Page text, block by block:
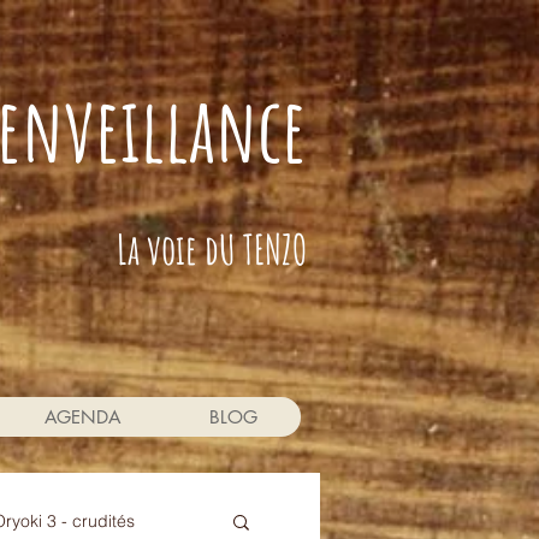
La voie dU TENZO
AGENDA BLOG
3 - crudités